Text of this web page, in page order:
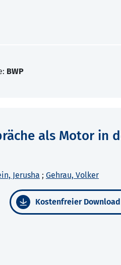
BWP
als Motor in
Jerusha ; Gehrau, Volker
Kostenfreier Download